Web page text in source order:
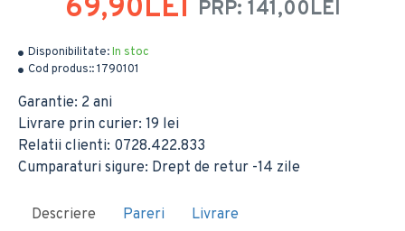
Disponibilitate:In stoc
Cod produs::1790101
PRP: 141,00LEI
69,90LEI
Garantie: 2 ani
Livrare prin curier: 19 lei
Relatii clienti: 0728.422.833
Cumparaturi sigure: Drept de retur -14 zile
Descriere Pareri Livrare